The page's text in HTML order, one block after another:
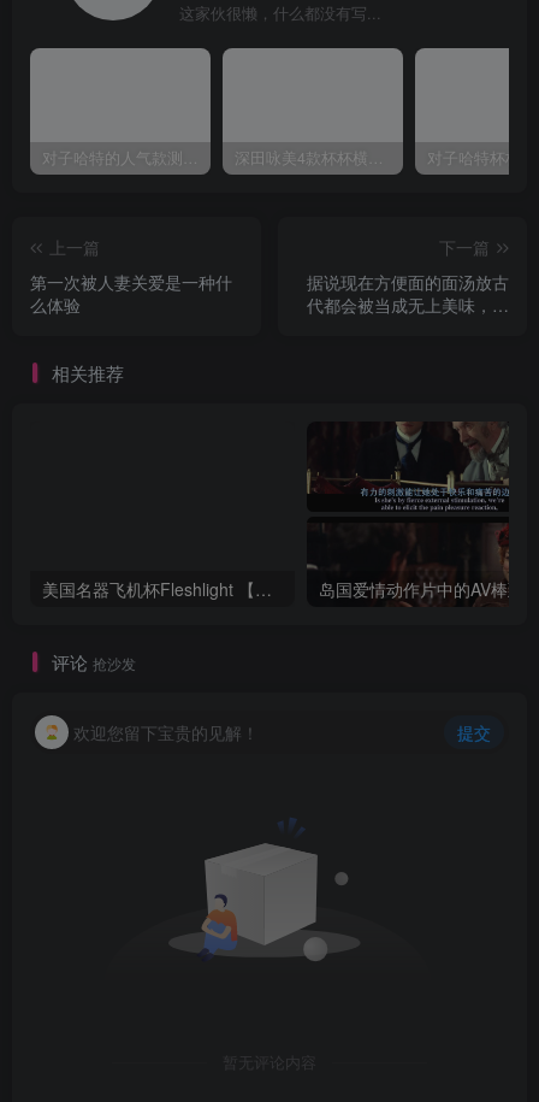
这家伙很懒，什么都没有写...
对子哈特的人气款测评，推荐！ 深田咏美4款杯杯横向对比评测
上一篇
第一次被人妻关爱是一种什
么体验
下一篇
据说现在方便面的面汤放古
代都会被当成无上美味，是
相关推荐
美国名器飞机杯Fleshlight 【Quickshot-Vantage 双头飞机杯】完全评测
评论 抢沙发
欢迎您留下宝贵的见解！ 提交
暂无评论内容